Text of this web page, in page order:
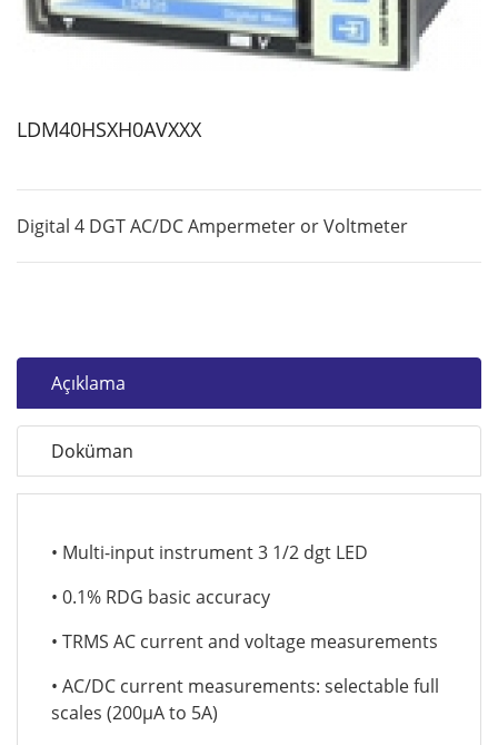
LDM40HSXH0AVXXX
Digital 4 DGT AC/DC Ampermeter or Voltmeter
Açıklama
Doküman
• Multi-input instrument 3 1/2 dgt LED
• 0.1% RDG basic accuracy
• TRMS AC current and voltage measurements
• AC/DC current measurements: selectable full
scales (200µA to 5A)